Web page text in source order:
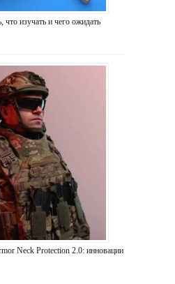
изучать и чего ожидать
Neck Protection 2.0: инновации